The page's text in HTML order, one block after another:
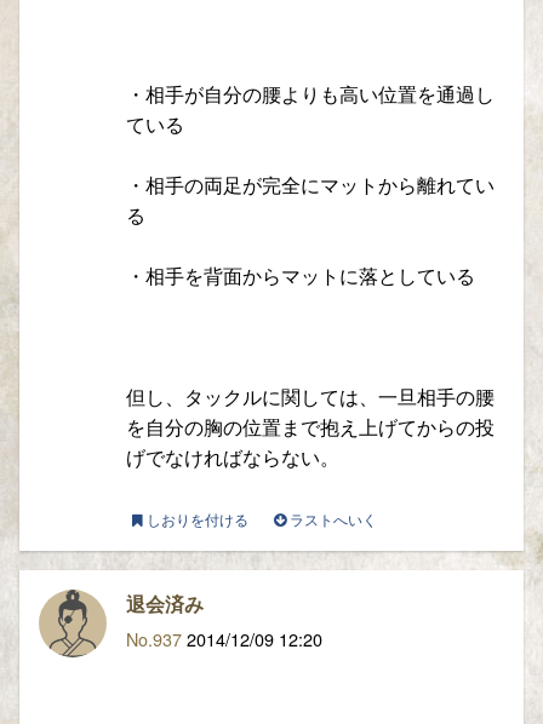
・相手が自分の腰よりも高い位置を通過し
ている
・相手の両足が完全にマットから離れてい
る
・相手を背面からマットに落としている
但し、タックルに関しては、一旦相手の腰
を自分の胸の位置まで抱え上げてからの投
げでなければならない。
しおりを付ける ラストへいく
退会済み
No.9372014/12/09 12:20